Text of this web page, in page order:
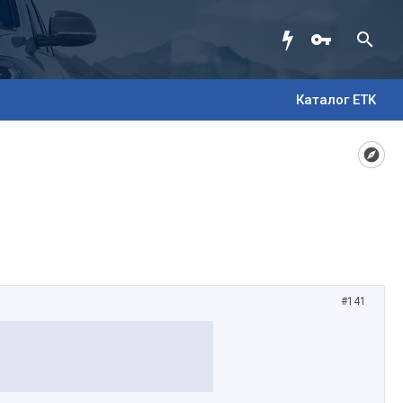
Каталог ETK
#141